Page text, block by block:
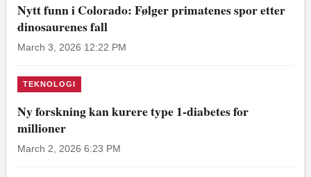
Nytt funn i Colorado: Følger primatenes spor etter
dinosaurenes fall
March 3, 2026 12:22 PM
TEKNOLOGI
Ny forskning kan kurere type 1-diabetes for
millioner
March 2, 2026 6:23 PM